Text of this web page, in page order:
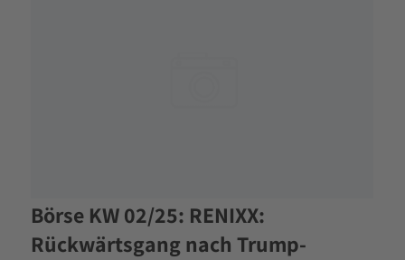
Börse KW 02/25: RENIXX:
Rückwärtsgang nach Trump-